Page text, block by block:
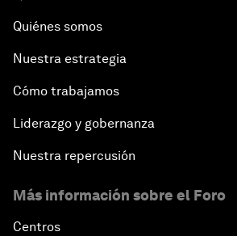
Quiénes somos
Nuestra estrategia
Cómo trabajamos
Liderazgo y gobernanza
Nuestra repercusión
Más información sobre el Foro
Centros